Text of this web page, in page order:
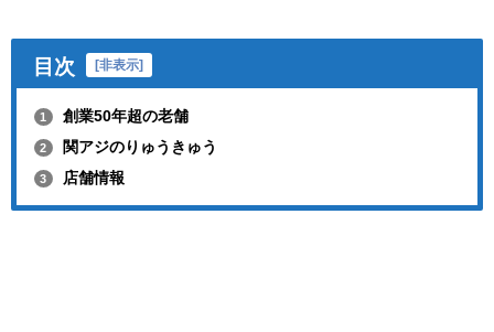
目次 [非表示]
1 創業50年超の老舗
2 関アジのりゅうきゅう
3 店舗情報